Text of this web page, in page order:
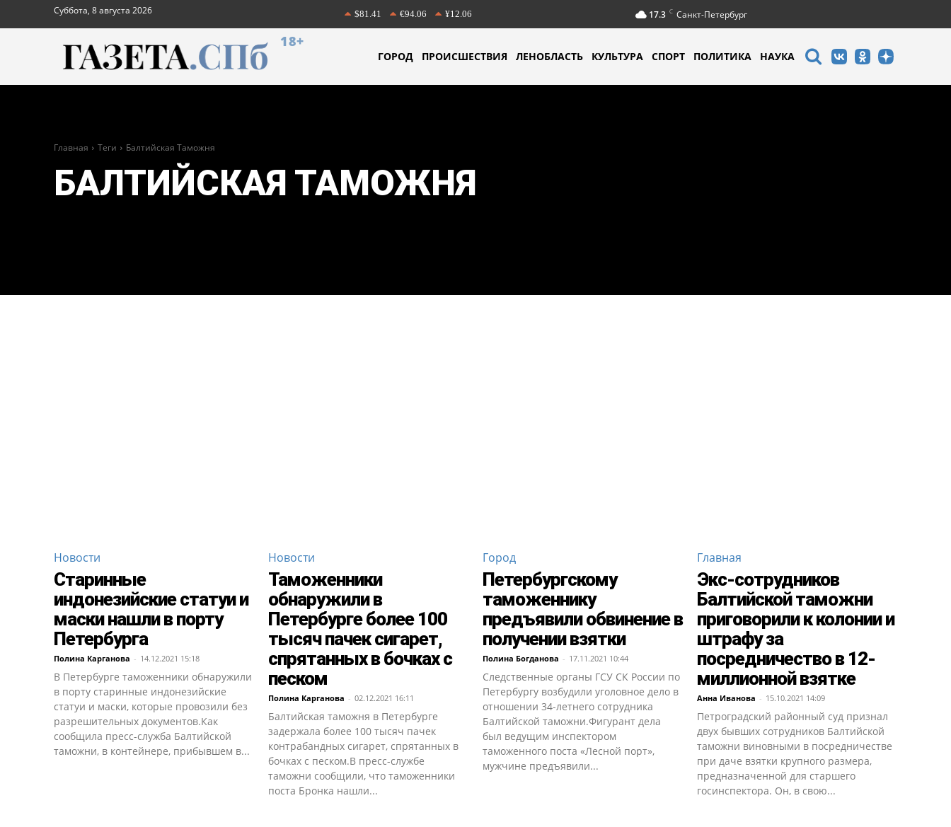
Суббота, 8 августа 2026 $81.41 €94.06 ¥12.06 17.3 C Санкт-Петербург
18+
ГОРОД ПРОИСШЕСТВИЯ ЛЕНОБЛАСТЬ КУЛЬТУРА СПОРТ ПОЛИТИКА НАУКА
Главная Теги Балтийская Таможня
БАЛТИЙСКАЯ ТАМОЖНЯ
Новости
Старинные
индонезийские статуи и
маски нашли в порту
Петербурга
Полина Карганова - 14.12.2021 15:18
В Петербурге таможенники обнаружили
в порту старинные индонезийские
статуи и маски, которые провозили без
разрешительных документов.Как
сообщила пресс-служба Балтийской
таможни, в контейнере, прибывшем в...
Новости
Таможенники
обнаружили в
Петербурге более 100
тысяч пачек сигарет,
спрятанных в бочках с
песком
Полина Карганова - 02.12.2021 16:11
Балтийская таможня в Петербурге
задержала более 100 тысяч пачек
контрабандных сигарет, спрятанных в
бочках с песком.В пресс-службе
таможни сообщили, что таможенники
поста Бронка нашли...
Город
Петербургскому
таможеннику
предъявили обвинение в
получении взятки
Полина Богданова - 17.11.2021 10:44
Следственные органы ГСУ СК России по
Петербургу возбудили уголовное дело в
отношении 34-летнего сотрудника
Балтийской таможни.Фигурант дела
был ведущим инспектором
таможенного поста «Лесной порт»,
мужчине предъявили...
Главная
Экс-сотрудников
Балтийской таможни
приговорили к колонии и
штрафу за
посредничество в 12-
миллионной взятке
Анна Иванова - 15.10.2021 14:09
Петроградский районный суд признал
двух бывших сотрудников Балтийской
таможни виновными в посредничестве
при даче взятки крупного размера,
предназначенной для старшего
госинспектора. Он, в свою...